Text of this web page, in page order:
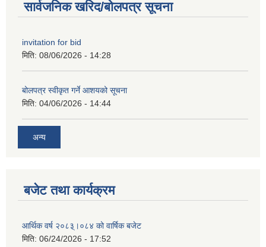
सार्वजनिक खरिद/बोलपत्र सूचना
invitation for bid
मिति: 08/06/2026 - 14:28
बोलपत्र स्वीकृत गर्ने आशयको सूचना
मिति: 04/06/2026 - 14:44
अन्य
बजेट तथा कार्यक्रम
आर्थिक वर्ष २०८३्।०८४ को वार्षिक बजेट
मिति: 06/24/2026 - 17:52